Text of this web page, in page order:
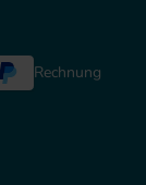
Rechnung